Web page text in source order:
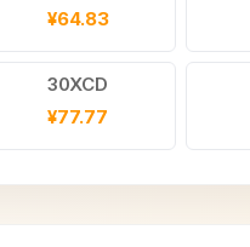
¥64.83
30XCD
¥77.77
14USD